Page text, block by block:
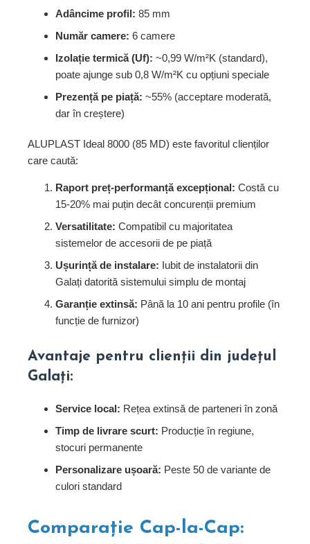
Adâncime profil: 85 mm
Număr camere: 6 camere
Izolație termică (Uf): ~0,99 W/m²K (standard),
poate ajunge sub 0,8 W/m²K cu opțiuni speciale
Prezență pe piață: ~55% (acceptare moderată,
dar în creștere)
ALUPLAST Ideal 8000 (85 MD) este favoritul clienților
care caută:
Raport preț-performanță excepțional: Costă cu
15-20% mai puțin decât concurenții premium
Versatilitate: Compatibil cu majoritatea
sistemelor de accesorii de pe piață
Ușurință de instalare: Iubit de instalatorii din
Galați datorită sistemului simplu de montaj
Garanție extinsă: Până la 10 ani pentru profile (în
funcție de furnizor)
Avantaje pentru clienții din județul
Galați:
Service local: Rețea extinsă de parteneri în zonă
Timp de livrare scurt: Producție în regiune,
stocuri permanente
Personalizare ușoară: Peste 50 de variante de
culori standard
Comparație Cap-la-Cap: